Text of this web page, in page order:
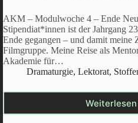
AKM – Modulwoche 4 – Ende
Stipendiat*innen ist der Jahrgang
Ende gegangen – und damit meine
Filmgruppe. Meine Reise als
Akademie für…
Dramaturgie, Lektorat,
Weiterlesen
AKM